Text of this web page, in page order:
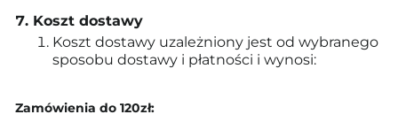
Koszt dostawy
Koszt dostawy uzależniony jest od wybranego
sposobu dostawy i płatności i wynosi:
Zamówienia do 120zł: